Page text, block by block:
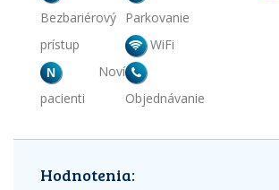
Bezbariérový
prístup
Parkovanie
WiFi
N Noví
pacienti
Objednávanie
Hodnotenia: